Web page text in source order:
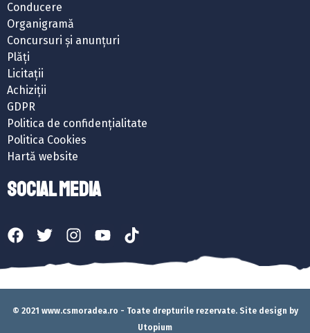
Conducere
Organigramă
Concursuri și anunțuri
Plăți
Licitații
Achiziții
GDPR
Politica de confidențialitate
Politica Cookies
Hartă website
SOCIAL MEDIA
© 2021 www.csmoradea.ro - Toate drepturile rezervate. Site design by
Utopium